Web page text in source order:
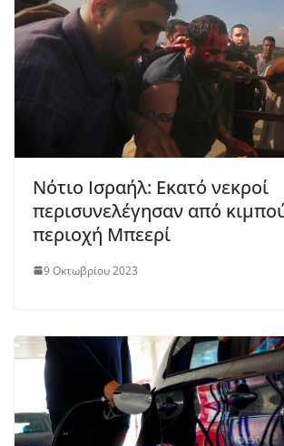
Νότιο Ισραήλ: Εκατό νεκροί
περισυνελέγησαν από
περιοχή Μπεερί
9 Οκτωβρίου 2023